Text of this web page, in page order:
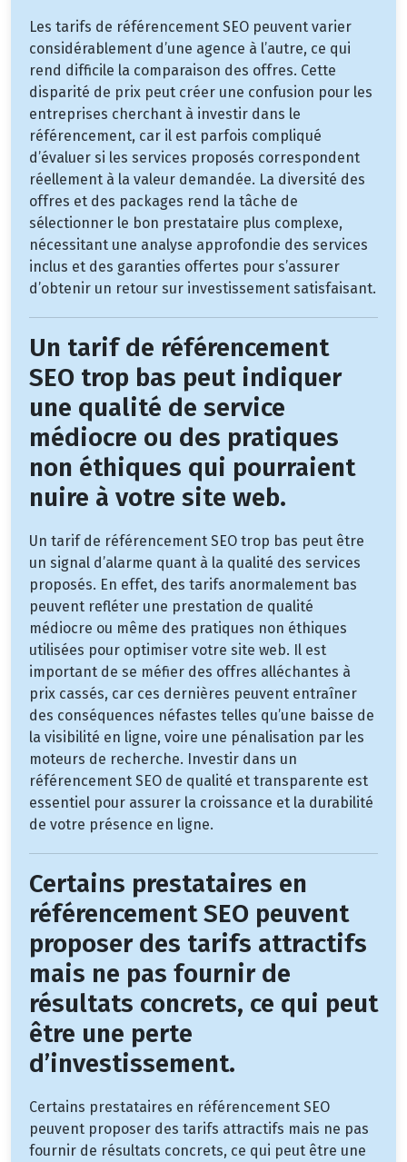
Les tarifs de référencement SEO peuvent varier
considérablement d’une agence à l’autre, ce qui
rend difficile la comparaison des offres. Cette
disparité de prix peut créer une confusion pour les
entreprises cherchant à investir dans le
référencement, car il est parfois compliqué
d’évaluer si les services proposés correspondent
réellement à la valeur demandée. La diversité des
offres et des packages rend la tâche de
sélectionner le bon prestataire plus complexe,
nécessitant une analyse approfondie des services
inclus et des garanties offertes pour s’assurer
d’obtenir un retour sur investissement satisfaisant.
Un tarif de référencement
SEO trop bas peut indiquer
une qualité de service
médiocre ou des pratiques
non éthiques qui pourraient
nuire à votre site web.
Un tarif de référencement SEO trop bas peut être
un signal d’alarme quant à la qualité des services
proposés. En effet, des tarifs anormalement bas
peuvent refléter une prestation de qualité
médiocre ou même des pratiques non éthiques
utilisées pour optimiser votre site web. Il est
important de se méfier des offres alléchantes à
prix cassés, car ces dernières peuvent entraîner
des conséquences néfastes telles qu’une baisse de
la visibilité en ligne, voire une pénalisation par les
moteurs de recherche. Investir dans un
référencement SEO de qualité et transparente est
essentiel pour assurer la croissance et la durabilité
de votre présence en ligne.
Certains prestataires en
référencement SEO peuvent
proposer des tarifs attractifs
mais ne pas fournir de
résultats concrets, ce qui peut
être une perte
d’investissement.
Certains prestataires en référencement SEO
peuvent proposer des tarifs attractifs mais ne pas
fournir de résultats concrets, ce qui peut être une